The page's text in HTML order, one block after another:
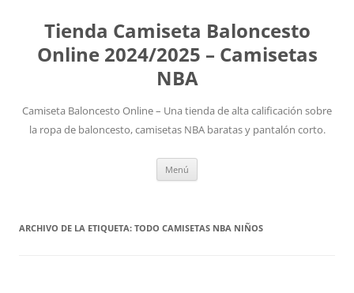
Tienda Camiseta Baloncesto
Online 2024/2025 – Camisetas
NBA
Camiseta Baloncesto Online – Una tienda de alta calificación sobre
la ropa de baloncesto, camisetas NBA baratas y pantalón corto.
Menú
ARCHIVO DE LA ETIQUETA: TODO CAMISETAS NBA NIÑOS